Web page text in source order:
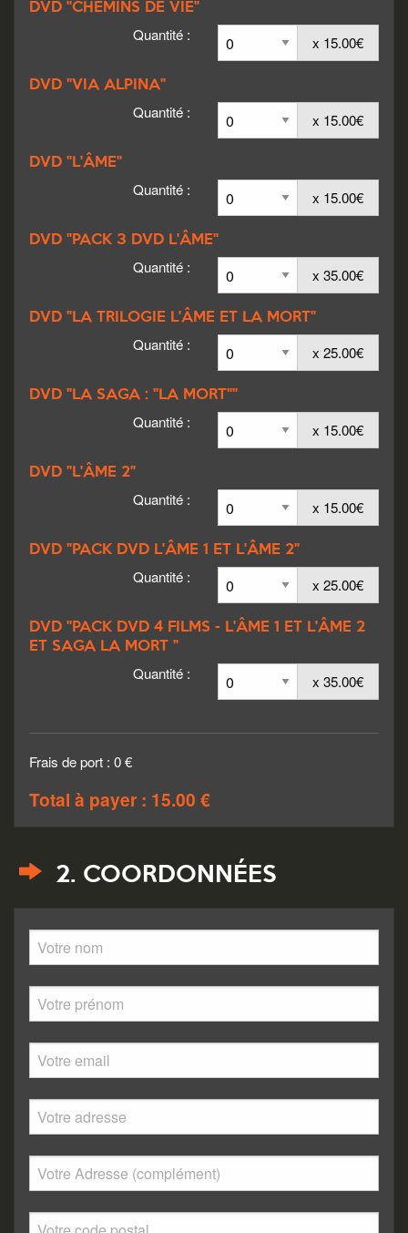
DVD "CHEMINS DE VIE"
Quantité : x 15.00€
DVD "VIA ALPINA"
Quantité : x 15.00€
DVD "L'ÂME"
Quantité : x 15.00€
DVD "PACK 3 DVD L'ÂME"
Quantité : x 35.00€
DVD "LA TRILOGIE L'ÂME ET LA MORT"
Quantité : x 25.00€
DVD "LA SAGA : "LA MORT""
Quantité : x 15.00€
DVD "L'ÂME 2"
Quantité : x 15.00€
DVD "PACK DVD L'ÂME 1 ET L'ÂME 2"
Quantité : x 25.00€
DVD "PACK DVD 4 FILMS - L'ÂME 1 ET L'ÂME 2
ET SAGA LA MORT "
Quantité : x 35.00€
Frais de port : 0 €
Total à payer : 15.00 €
2. COORDONNÉES